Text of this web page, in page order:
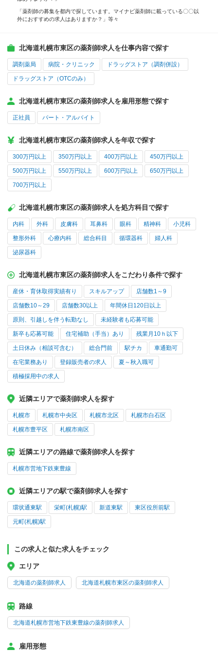
「薬剤師の募集を都内で探しています。マイナビ薬剤師に載っている〇〇以
外におすすめの求人はありますか？」等々
北海道札幌市東区の薬剤師求人を仕事内容で探す
調剤薬局 病院・クリニック ドラッグストア（調剤併設）
ドラッグストア（OTCのみ）
北海道札幌市東区の薬剤師求人を雇用形態で探す
正社員 パート・アルバイト
北海道札幌市東区の薬剤師求人を年収で探す
300万円以上 350万円以上 400万円以上 450万円以上
500万円以上 550万円以上 600万円以上 650万円以上
700万円以上
北海道札幌市東区の薬剤師求人を処方科目で探す
内科 外科 皮膚科 耳鼻科 眼科 精神科 小児科
整形外科 心療内科 総合科目 循環器科 婦人科
泌尿器科
北海道札幌市東区の薬剤師求人をこだわり条件で探す
産休・育休取得実績有り スキルアップ 店舗数1～9
店舗数10～29 店舗数30以上 年間休日120日以上
原則、引越しを伴う転勤なし 未経験者も応募可能
新卒も応募可能 住宅補助（手当）あり 残業月10ｈ以下
土日休み（相談可含む） 総合門前 駅チカ 車通勤可
在宅業務あり 登録販売者の求人 夏～秋入職可
積極採用中の求人
近隣エリアで薬剤師求人を探す
札幌市 札幌市中央区 札幌市北区 札幌市白石区
札幌市豊平区 札幌市南区
近隣エリアの路線で薬剤師求人を探す
札幌市営地下鉄東豊線
近隣エリアの駅で薬剤師求人を探す
環状通東駅 栄町(札幌)駅 新道東駅 東区役所前駅
元町(札幌)駅
この求人と似た求人をチェック
エリア
北海道の薬剤師求人 北海道札幌市東区の薬剤師求人
路線
北海道札幌市営地下鉄東豊線の薬剤師求人
雇用形態